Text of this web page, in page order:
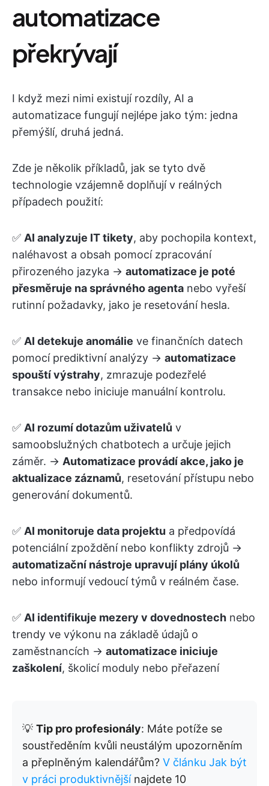
automatizace
překrývají
I když mezi nimi existují rozdíly, AI a
automatizace fungují nejlépe jako tým: jedna
přemýšlí, druhá jedná.
Zde je několik příkladů, jak se tyto dvě
technologie vzájemně doplňují v reálných
případech použití:
✅ AI analyzuje IT tikety, aby pochopila kontext,
naléhavost a obsah pomocí zpracování
přirozeného jazyka → automatizace je poté
přesměruje na správného agenta nebo vyřeší
rutinní požadavky, jako je resetování hesla.
✅ AI detekuje anomálie ve finančních datech
pomocí prediktivní analýzy → automatizace
spouští výstrahy, zmrazuje podezřelé
transakce nebo iniciuje manuální kontrolu.
✅ AI rozumí dotazům uživatelů v
samoobslužných chatbotech a určuje jejich
záměr. → Automatizace provádí akce, jako je
aktualizace záznamů, resetování přístupu nebo
generování dokumentů.
✅ AI monitoruje data projektu a předpovídá
potenciální zpoždění nebo konflikty zdrojů →
automatizační nástroje upravují plány úkolů
nebo informují vedoucí týmů v reálném čase.
✅ AI identifikuje mezery v dovednostech nebo
trendy ve výkonu na základě údajů o
zaměstnancích → automatizace iniciuje
zaškolení, školicí moduly nebo přeřazení
💡 Tip pro profesionály: Máte potíže se
soustředěním kvůli neustálým upozorněním
a přeplněným kalendářům? V článku Jak být
v práci produktivnějšínajdete 10